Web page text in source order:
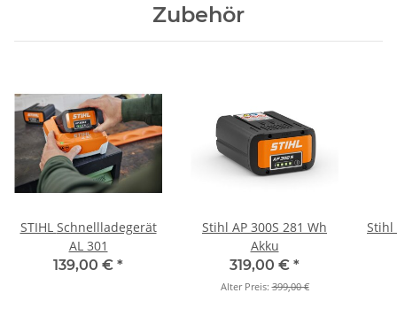
Zubehör
STIHL Schnellladegerät
AL 301
139,00 € *
Stihl AP 300S 281 Wh
Akku
319,00 € *
Alter Preis:399,00 €
Stihl